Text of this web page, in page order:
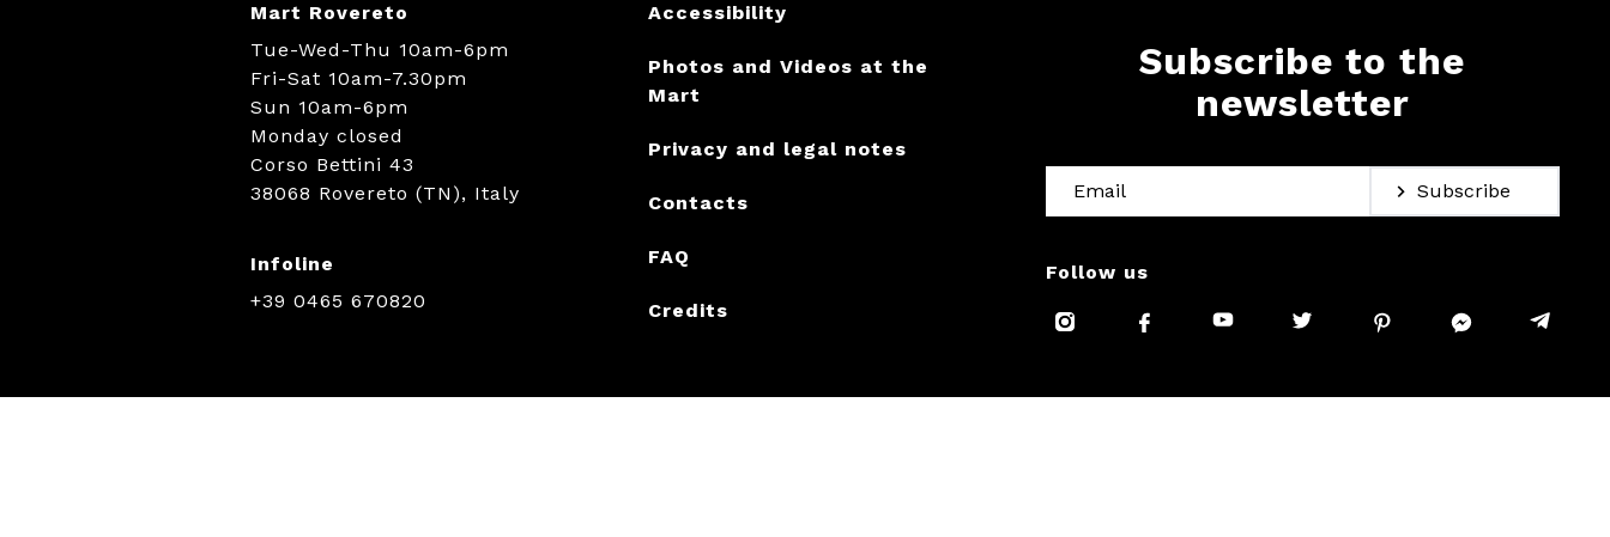
Mart Rovereto
Tue-Wed-Thu 10am-6pm
Fri-Sat 10am-7.30pm
Sun 10am-6pm
Monday closed
Corso Bettini 43
38068 Rovereto (TN), Italy
Infoline
+39 0465 670820
Accessibility
Photos and Videos at the
Mart
Privacy and legal notes
Contacts
FAQ
Credits
Subscribe to the
newsletter
Subscribe
Follow us